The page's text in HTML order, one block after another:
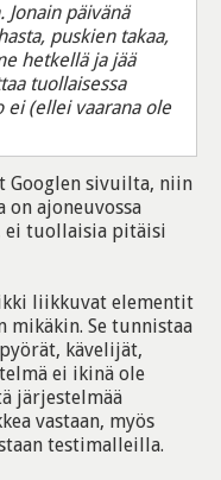
päivänä
puskien takaa,
hetkellä ja jää
tuollaisessa
ei (ellei vaarana ole
Googlen sivuilta, niin
ajoneuvossa
ei tuollaisia pitäisi
liikkuvat elementit
mikäkin. Se tunnistaa
kävelijät,
ei ikinä ole
järjestelmää
vastaan, myös
testimalleilla.